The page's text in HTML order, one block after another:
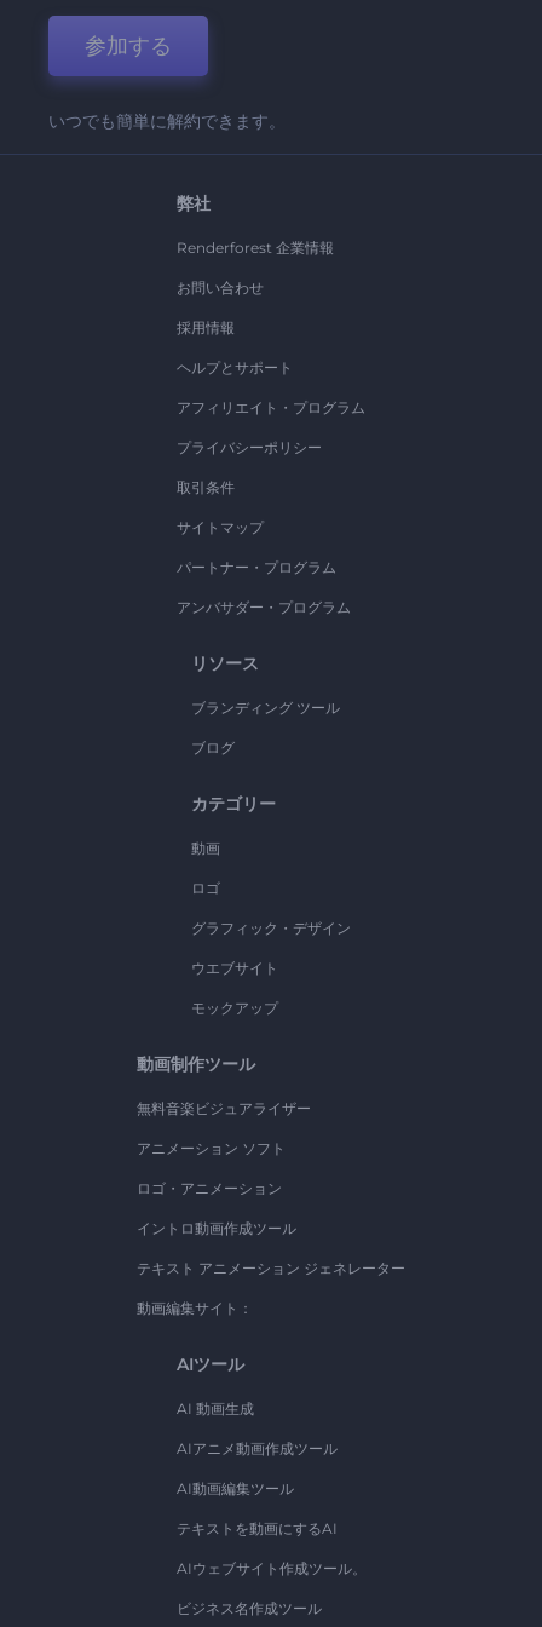
参加する
いつでも簡単に解約できます。
弊社
Renderforest 企業情報
お問い合わせ
採用情報
ヘルプとサポート
アフィリエイト・プログラム
プライバシーポリシー
取引条件
サイトマップ
パートナー・プログラム
アンバサダー・プログラム
リソース
ブランディング ツール
ブログ
カテゴリー
動画
ロゴ
グラフィック・デザイン
ウエブサイト
モックアップ
動画制作ツール
無料音楽ビジュアライザー
アニメーション ソフト
ロゴ・アニメーション
イントロ動画作成ツール
テキスト アニメーション ジェネレーター
動画編集サイト：
AIツール
AI 動画生成
AIアニメ動画作成ツール
AI動画編集ツール
テキストを動画にするAI
AIウェブサイト作成ツール。
ビジネス名作成ツール